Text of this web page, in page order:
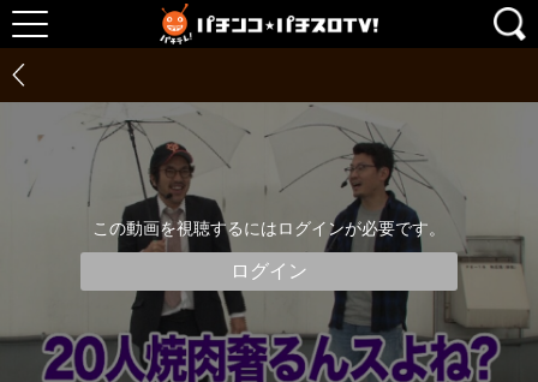
この動画を視聴するにはログインが必要です。
ログイン